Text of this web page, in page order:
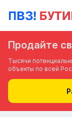
Продайте
Тысячи
объекты по всей